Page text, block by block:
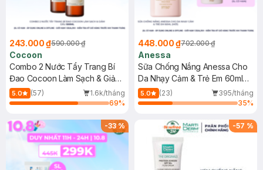
243.000 ₫590.000 ₫
Cocoon
Combo 2 Nước Tẩy Trang Bí
Đao Cocoon Làm Sạch & Giảm
Dầu 500ml
5.0 (57)
1.6k/tháng
69%
448.000 ₫702.000 ₫
Anessa
Sữa Chống Nắng Anessa Cho
Da Nhạy Cảm & Trẻ Em 60ml
(Mới)
5.0 (23)
395/tháng
35%
-33% -57 %